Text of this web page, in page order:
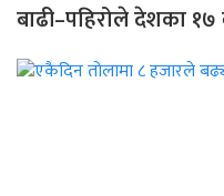
बाढी–पहिरोले देशका